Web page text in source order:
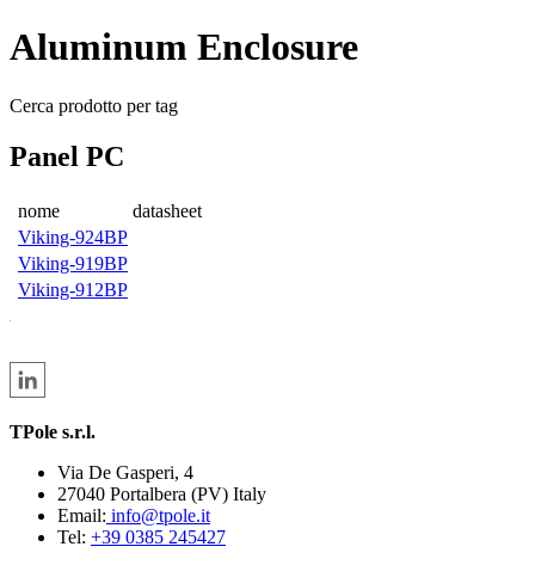
Aluminum Enclosure
Cerca prodotto per tag
Panel PC
nome
datasheet
Viking-924BP
Viking-919BP
Viking-912BP
TPole s.r.l.
Via De Gasperi, 4
27040 Portalbera (PV) Italy
Email: info@tpole.it
Tel: +39 0385 245427